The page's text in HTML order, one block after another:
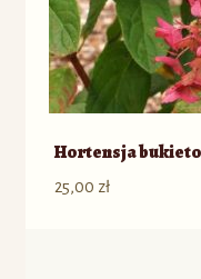
Hortensja
25,00 zł